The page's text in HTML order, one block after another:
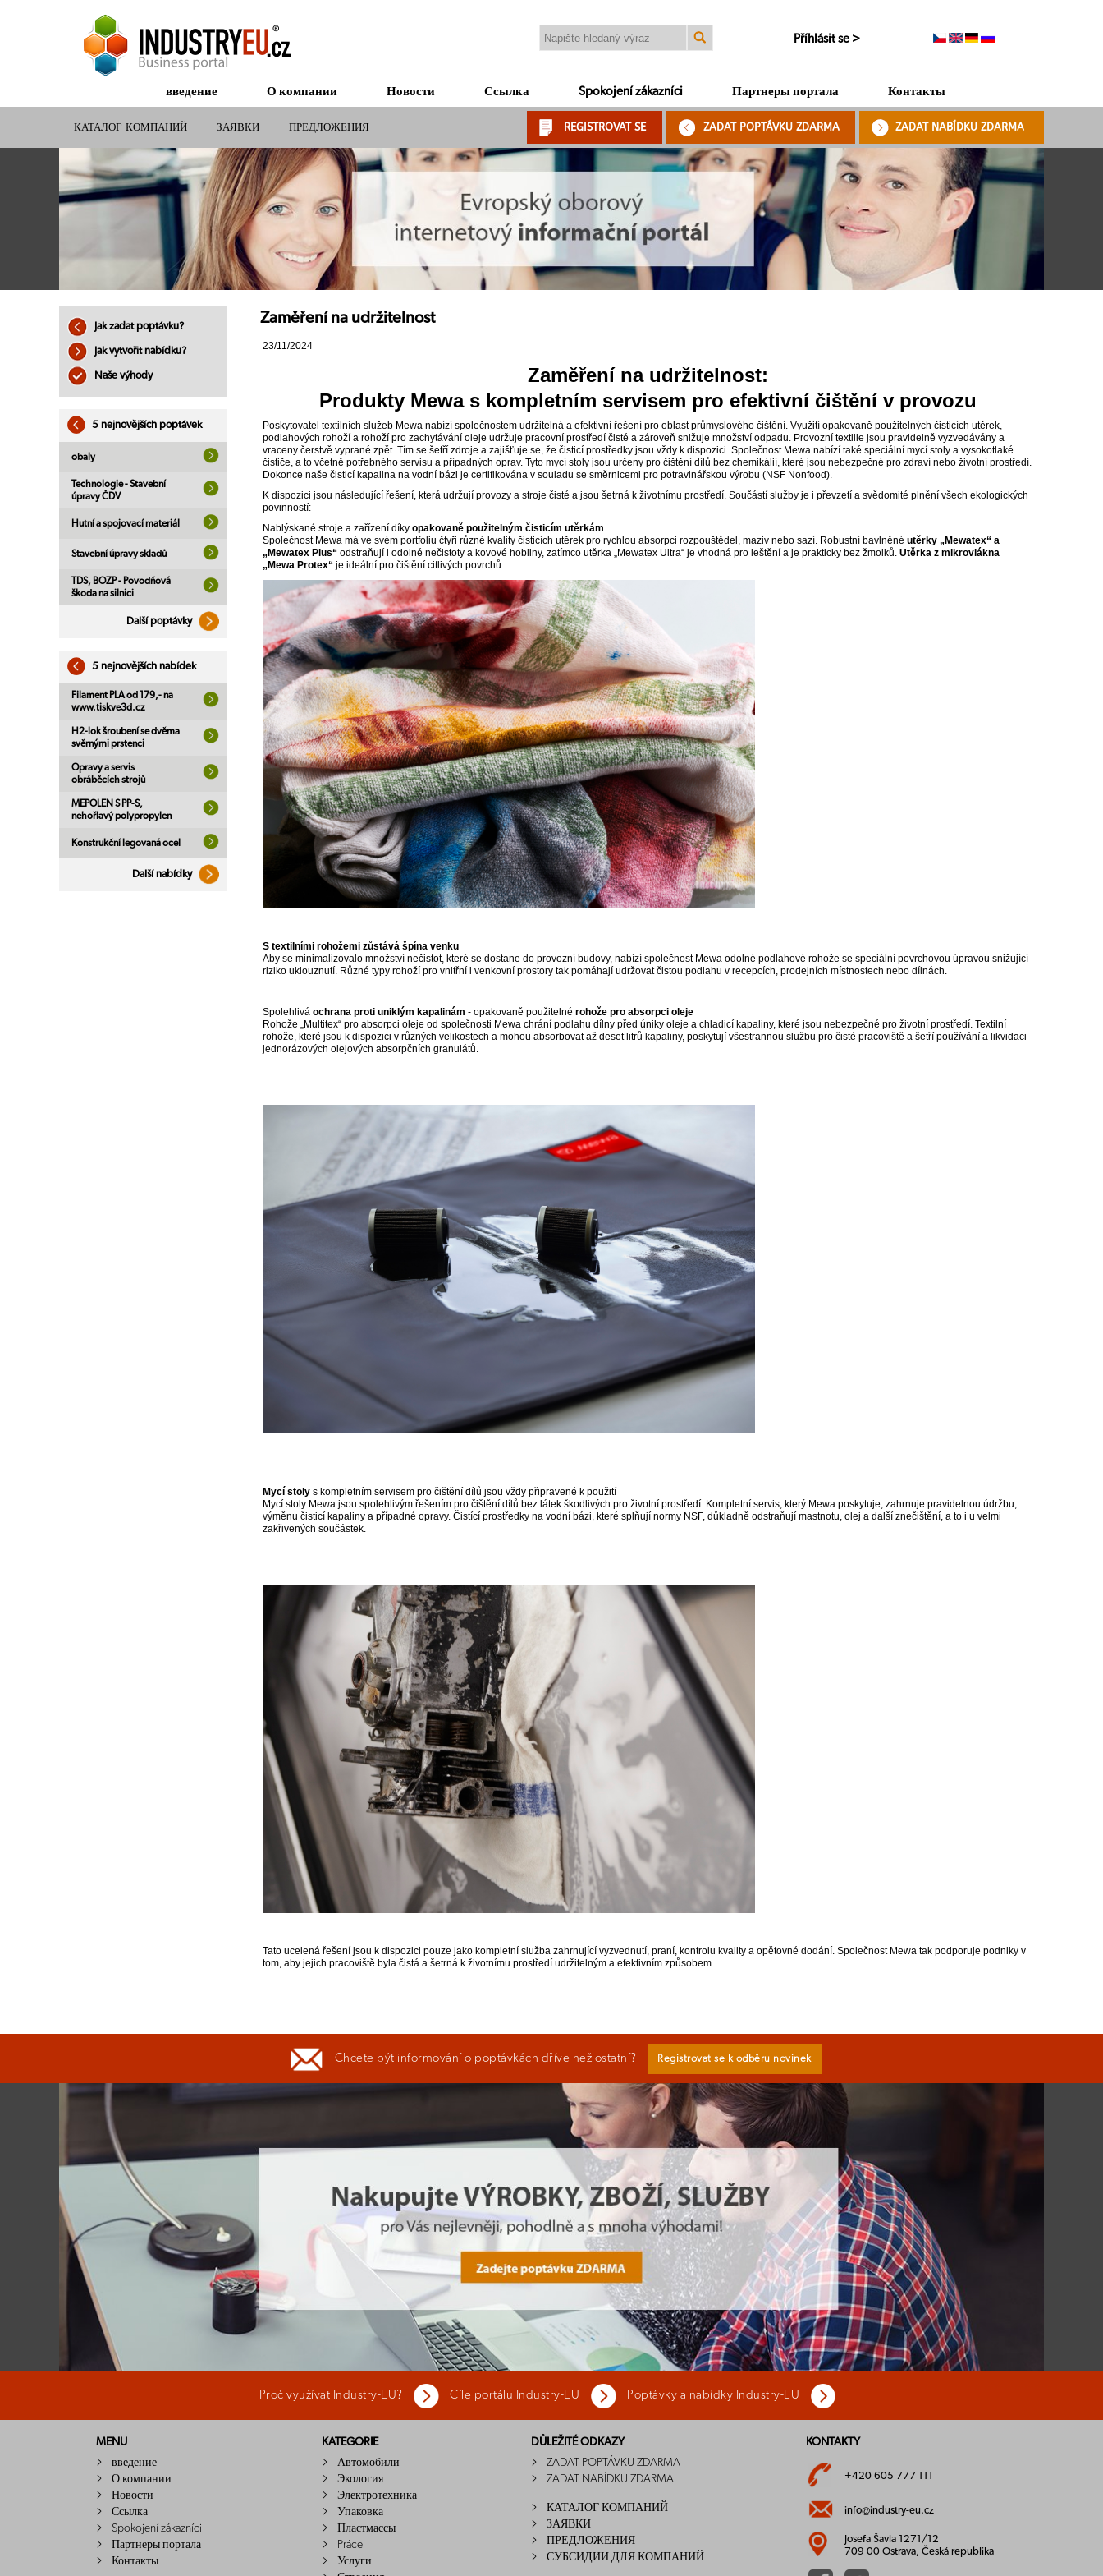
Příhlásit se >
введение О компании Новости Ссылка Spokojení zákazníci Партнеры портала Контакты
КАТАЛОГ КОМПАНИЙ ЗАЯВКИ ПРЕДЛОЖЕНИЯ
СУБСИДИИ ДЛЯ КОМПАНИЙ
REGISTROVAT SE ZADAT POPTÁVKU ZDARMA ZADAT NABÍDKU ZDARMA
Jak zadat poptávku?
Jak vytvořit nabídku?
Naše výhody
5 nejnovějších poptávek
obaly
Technologie - Stavební
úpravy ČDV
Hutní a spojovací materiál
Stavební úpravy skladů
TDS, BOZP - Povodňová
škoda na silnici
Další poptávky
5 nejnovějších nabídek
Filament PLA od 179,- na
www.tiskve3d.cz
H2-lok šroubení se dvěma
svěrnými prstenci
Opravy a servis
obráběcích strojů
MEPOLEN S PP-S,
nehořlavý polypropylen
Konstrukční legovaná ocel
Další nabídky
Zaměření na udržitelnost
23/11/2024
Zaměření na udržitelnost:
Produkty Mewa s kompletním servisem pro efektivní čištění v provozu
Poskytovatel textilních služeb Mewa nabízí společnostem udržitelná a efektivní řešení pro oblast průmyslového čištění. Využití opakovaně použitelných čisticích utěrek,
podlahových rohoží a rohoží pro zachytávání oleje udržuje pracovní prostředí čisté a zároveň snižuje množství odpadu. Provozní textilie jsou pravidelně vyzvedávány a
vraceny čerstvě vyprané zpět. Tím se šetří zdroje a zajišťuje se, že čisticí prostředky jsou vždy k dispozici. Společnost Mewa nabízí také speciální mycí stoly a vysokotlaké
čističe, a to včetně potřebného servisu a případných oprav. Tyto mycí stoly jsou určeny pro čištění dílů bez chemikálií, které jsou nebezpečné pro zdraví nebo životní prostředí.
Dokonce naše čisticí kapalina na vodní bázi je certifikována v souladu se směrnicemi pro potravinářskou výrobu (NSF Nonfood).
K dispozici jsou následující řešení, která udržují provozy a stroje čisté a jsou šetrná k životnímu prostředí. Součástí služby je i převzetí a svědomité plnění všech ekologických
povinností:
Nablýskané stroje a zařízení díky opakovaně použitelným čisticím utěrkám
Společnost Mewa má ve svém portfoliu čtyři různé kvality čisticích utěrek pro rychlou absorpci rozpouštědel, maziv nebo sazí. Robustní bavlněné utěrky „Mewatex“ a
„Mewatex Plus“ odstraňují i odolné nečistoty a kovové hobliny, zatímco utěrka „Mewatex Ultra“ je vhodná pro leštění a je prakticky bez žmolků. Utěrka z mikrovlákna
„Mewa Protex“ je ideální pro čištění citlivých povrchů.
S textilními rohožemi zůstává špína venku
Aby se minimalizovalo množství nečistot, které se dostane do provozní budovy, nabízí společnost Mewa odolné podlahové rohože se speciální povrchovou úpravou snižující
riziko uklouznutí. Různé typy rohoží pro vnitřní i venkovní prostory tak pomáhají udržovat čistou podlahu v recepcích, prodejních místnostech nebo dílnách.
Spolehlivá ochrana proti uniklým kapalinám - opakovaně použitelné rohože pro absorpci oleje
Rohože „Multitex“ pro absorpci oleje od společnosti Mewa chrání podlahu dílny před úniky oleje a chladicí kapaliny, které jsou nebezpečné pro životní prostředí. Textilní
rohože, které jsou k dispozici v různých velikostech a mohou absorbovat až deset litrů kapaliny, poskytují všestrannou službu pro čisté pracoviště a šetří používání a likvidaci
jednorázových olejových absorpčních granulátů.
Mycí stoly s kompletním servisem pro čištění dílů jsou vždy připravené k použití
Mycí stoly Mewa jsou spolehlivým řešením pro čištění dílů bez látek škodlivých pro životní prostředí. Kompletní servis, který Mewa poskytuje, zahrnuje pravidelnou údržbu,
výměnu čisticí kapaliny a případné opravy. Čistící prostředky na vodní bázi, které splňují normy NSF, důkladně odstraňují mastnotu, olej a další znečištění, a to i u velmi
zakřivených součástek.
Tato ucelená řešení jsou k dispozici pouze jako kompletní služba zahrnující vyzvednutí, praní, kontrolu kvality a opětovné dodání. Společnost Mewa tak podporuje podniky v
tom, aby jejich pracoviště byla čistá a šetrná k životnímu prostředí udržitelným a efektivním způsobem.
Chcete být informování o poptávkách dříve než ostatní? Registrovat se k odběru novinek
Proč využívat Industry-EU? Cíle portálu Industry-EU Poptávky a nabídky Industry-EU
MENU
введение
О компании
Новости
Ссылка
Spokojení zákazníci
Партнеры портала
Контакты
KATEGORIE
Автомобили
Экология
Электротехника
Упаковка
Пластмассы
Práce
Услуги
DŮLEŽITÉ ODKAZY
ZADAT POPTÁVKU ZDARMA
ZADAT NABÍDKU ZDARMA
КАТАЛОГ КОМПАНИЙ
ЗАЯВКИ
ПРЕДЛОЖЕНИЯ
СУБСИДИИ ДЛЯ КОМПАНИЙ
KONTAKTY
+420 605 777 111
info@industry-eu.cz
Josefa Šavla 1271/12
709 00 Ostrava, Česká republika